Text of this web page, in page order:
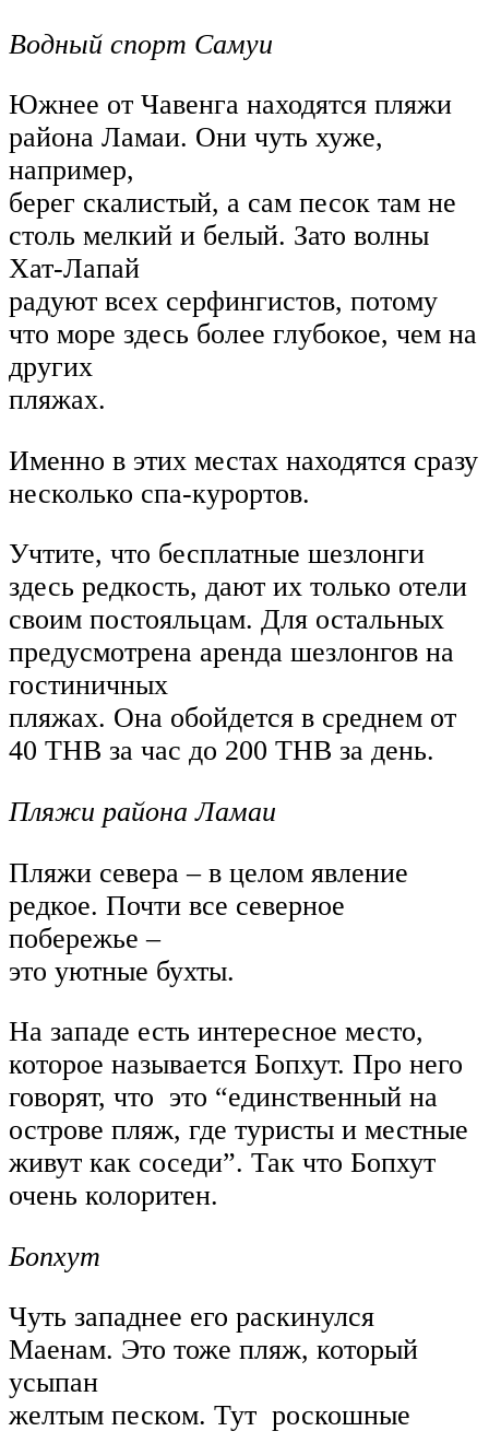
Водный спорт Самуи
Южнее от Чавенга находятся пляжи
района Ламаи. Они чуть хуже,
например,
берег скалистый, а сам песок там не
столь мелкий и белый. Зато волны
Хат-Лапай
радуют всех серфингистов, потому
что море здесь более глубокое, чем на
других
пляжах.
Именно в этих местах находятся сразу
несколько спа-курортов.
Учтите, что бесплатные шезлонги
здесь редкость, дают их только отели
своим постояльцам. Для остальных
предусмотрена аренда шезлонгов на
гостиничных
пляжах. Она обойдется в среднем от
40 THB за час до 200 THB за день.
Пляжи района Ламаи
Пляжи севера – в целом явление
редкое. Почти все северное
побережье –
это уютные бухты.
На западе есть интересное место,
которое называется Бопхут. Про него
говорят, что это “единственный на
острове пляж, где туристы и местные
живут как соседи”. Так что Бопхут
очень колоритен.
Бопхут
Чуть западнее его раскинулся
Маенам. Это тоже пляж, который
усыпан
желтым песком. Тут роскошные